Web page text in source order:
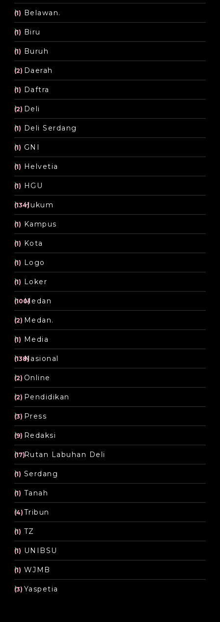
Belawan.
(1)
Biru
(1)
Buruh
(1)
Daerah
(2)
Daftra
(1)
Deli
(2)
Deli Serdang
(1)
GNI
(1)
Helvetia
(1)
HGU
(1)
Hukum
(134)
Kampus
(1)
Kota
(1)
Logo
(1)
Loker
(1)
Medan
(100)
Medan.
(2)
Media
(1)
Nasional
(138)
Online
(2)
Pendidikan
(2)
Press
(3)
Redaksi
(9)
Rutan Labuhan Deli
(17)
Serdang
(1)
Tanah
(1)
Tribun
(4)
TZ
(1)
UNIBSU
(1)
WJMB
(1)
Yaspetia
(3)